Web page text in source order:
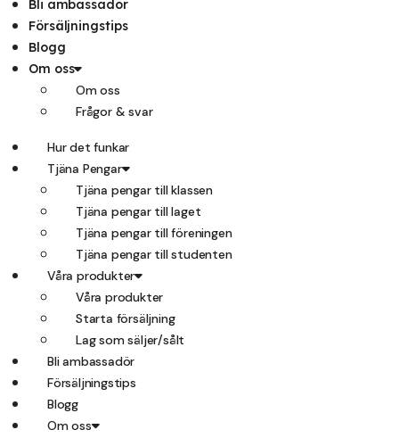
Bli ambassadör
Försäljningstips
Blogg
Om oss
Om oss
Frågor & svar
Hur det funkar
Tjäna Pengar
Tjäna pengar till klassen
Tjäna pengar till laget
Tjäna pengar till föreningen
Tjäna pengar till studenten
Våra produkter
Våra produkter
Starta försäljning
Lag som säljer/sålt
Bli ambassadör
Försäljningstips
Blogg
Om oss